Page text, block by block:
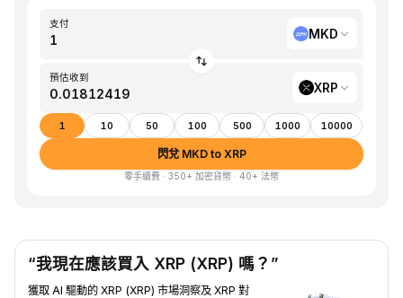
支付
MKD
預估收到
XRP
1 10 50 100 500 1000 10000
閃兌 MKD to XRP
零手續費 · 350+ 加密貨幣 · 40+ 法幣
“我現在應該買入 XRP (XRP) 嗎？”
獲取 AI 驅動的 XRP (XRP) 市場洞察及 XRP 對